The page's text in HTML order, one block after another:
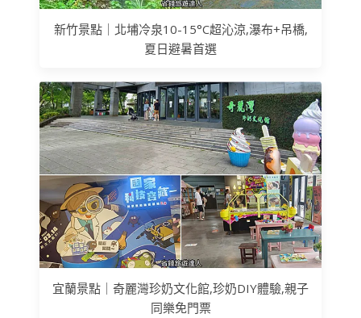
新竹景點｜北埔冷泉10-15°C超沁涼,瀑布+吊橋,
夏日避暑首選
宜蘭景點｜奇麗灣珍奶文化館,珍奶DIY體驗,親子
同樂免門票